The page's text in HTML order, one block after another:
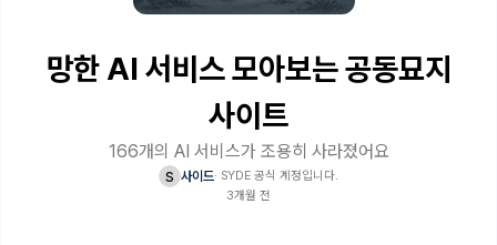
망한 AI 서비스 모아보는 공동묘지
사이트
166개의 AI 서비스가 조용히 사라졌어요
s 사이드· SYDE 공식 계정입니다.
3개월 전